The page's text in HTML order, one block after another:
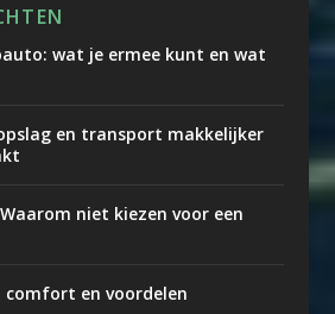
wat je ermee kunt en wat
en transport makkelijker
niet kiezen voor een
comfort en voordelen